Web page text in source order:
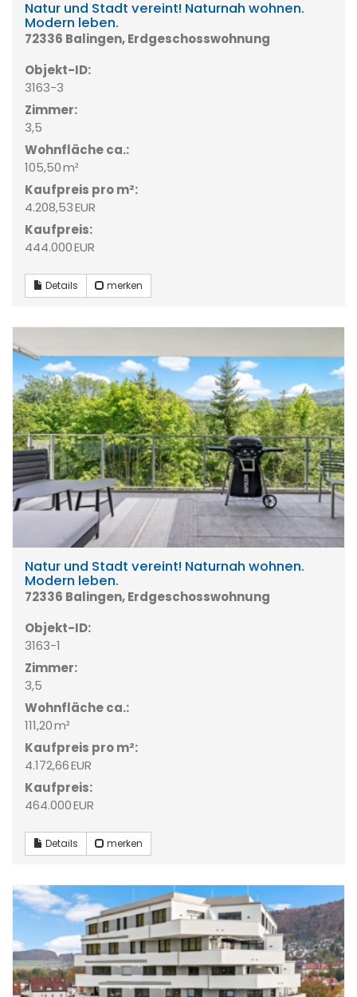
Natur und Stadt vereint! Naturnah wohnen.
Modern leben.
72336 Balingen, Erdgeschosswohnung
Objekt-ID:
3163-3
Zimmer:
3,5
Wohnfläche ca.:
105,50 m²
Kaufpreis pro m²:
4.208,53 EUR
Kaufpreis:
444.000 EUR
Details merken
Natur und Stadt vereint! Naturnah wohnen.
Modern leben.
72336 Balingen, Erdgeschosswohnung
Objekt-ID:
3163-1
Zimmer:
3,5
Wohnfläche ca.:
111,20 m²
Kaufpreis pro m²:
4.172,66 EUR
Kaufpreis:
464.000 EUR
Details merken